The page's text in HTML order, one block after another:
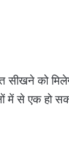
सीखने को
में से एक हो